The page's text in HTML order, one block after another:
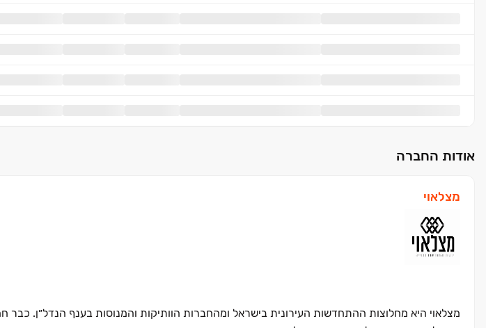
אודות החברה
מצלאוי
מצלאוי היא מחלוצות ההתחדשות העירונית בישראל ומהחברות הוותיקות והמנוסות בענף הנדל״ן.